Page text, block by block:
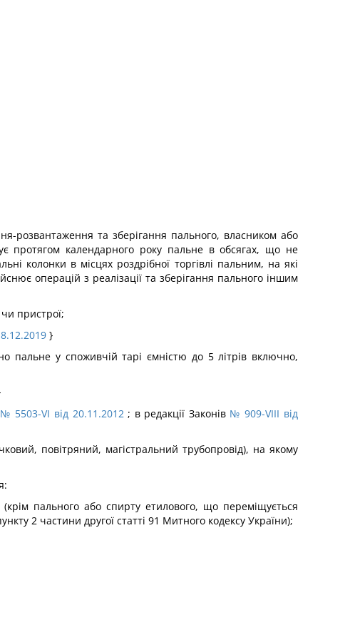
розвантаження та зберігання пального, власником або
протягом календарного року пальне в обсягах, що не
колонки в місцях роздрібної торгівлі пальним, на які
операцій з реалізації та зберігання пального іншим
пристрої;
}
пальне у споживчій тарі ємністю до 5 літрів включно,
№ 5503-VI від 20.11.2012; в редакції Законів № 909-VIII від
повітряний, магістральний трубопровід), на якому
пального або спирту етилового, що переміщується
2 частини другої статті 91 Митного кодексу України);